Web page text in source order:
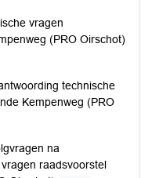
vragen
(PRO Oirschot)
technische
Kempenweg (PRO
na
raadsvoorstel